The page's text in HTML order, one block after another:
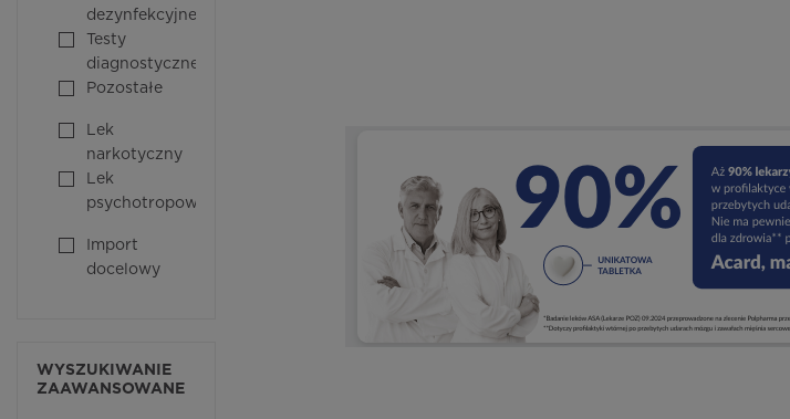
dezynfekcyjne
Testy
diagnostyczne
Pozostałe
Lek
narkotyczny
Lek
psychotropowy
Import
docelowy
WYSZUKIWANIE
ZAAWANSOWANE